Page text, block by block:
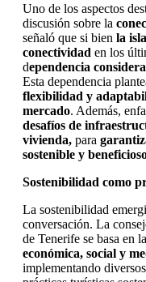
Uno de los aspectos
discusión sobre la
señaló que si bien la
conectividad en los
dependencia
Esta dependencia
flexibilidad y
mercado. Además,
desafíos de
vivienda, para
sostenible y
Sostenibilidad como
La sostenibilidad
conversación. La
de Tenerife se basa en la
económica, social y
implementando